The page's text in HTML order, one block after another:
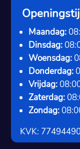
Maandag:
Dinsdag:
Woensdag:
Donderdag:
Vrijdag:
Zaterdag:
Zondag:
KVK: